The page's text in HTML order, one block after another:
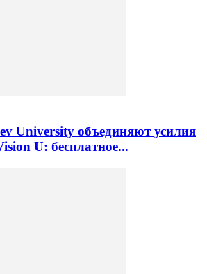
University объединяют усилия
U: бесплатное...